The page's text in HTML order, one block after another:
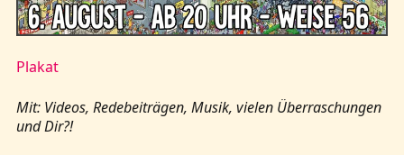
Plakat
Mit: Videos, Redebeiträgen, Musik, vielen Überraschungen
und Dir?!